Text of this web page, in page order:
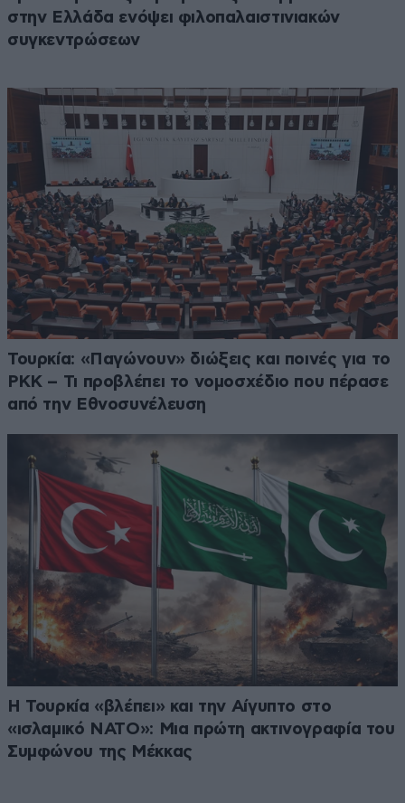
στην Ελλάδα ενόψει φιλοπαλαιστινιακών
συγκεντρώσεων
Τουρκία: «Παγώνουν» διώξεις και ποινές για το
PKK – Τι προβλέπει το νομοσχέδιο που πέρασε
από την Εθνοσυνέλευση
Η Τουρκία «βλέπει» και την Αίγυπτο στο
«ισλαμικό ΝΑΤΟ»: Μια πρώτη ακτινογραφία του
Συμφώνου της Μέκκας